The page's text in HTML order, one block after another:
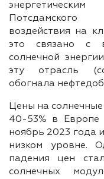
Потсдамского
воздействия на
это связано с
солнечной
эту отрасль
обогнала
Цены на
40-53% в
ноябрь 2023 года
низком уровне.
падения цен
солнечных